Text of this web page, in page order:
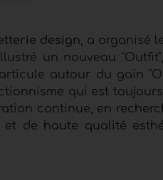
design, a organisé
un nouveau
autour du gain
qui est
continue, en
de haute qualité